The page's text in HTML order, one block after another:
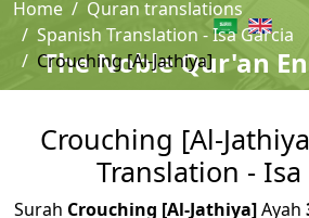
The Noble Qur'an
Home
Quran translations
Spanish Translation - Isa Garcia
Crouching [Al-Jathiya]
Crouching [Al-
Translation - Isa
Surah Crouching [Al-Jathiya]Ayah